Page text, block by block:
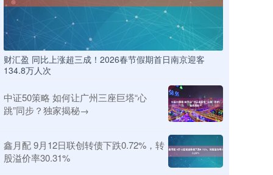
财汇盈 同比上涨超三成！2026春节假期首日南京迎客
134.8万人次
中证50策略 如何让广州三座巨塔“心
跳”同步？独家揭秘→
鑫月配 9月12日联创转债下跌0.72%，转
股溢价率30.31%